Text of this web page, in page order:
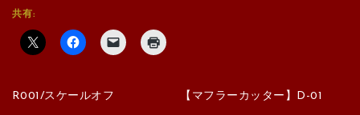
共有:
R001/スケールオフ 【マフラーカッター】D-01